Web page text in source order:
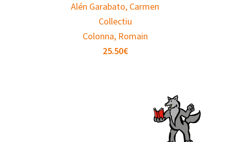
Alén Garabato, Carmen
Collectiu
Colonna, Romain
25.50€